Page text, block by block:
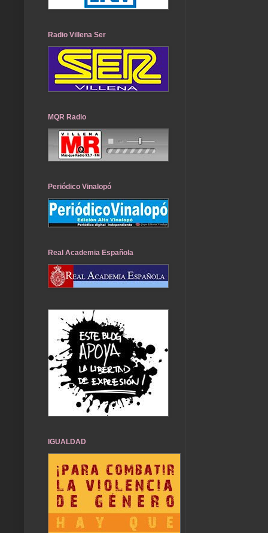
Radio Villena Ser
MQR Radio
Periódico Vinalopó
Real Academia Española
IGUALDAD